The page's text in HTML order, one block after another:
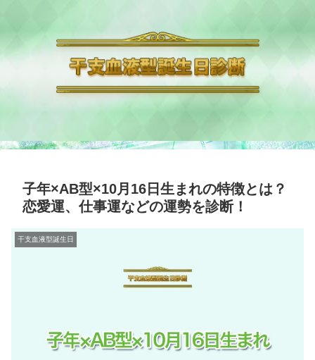
子年×AB型×10月16日生まれの特徴とは？
恋愛運、仕事運などの運勢を診断！
干支血液型誕生日